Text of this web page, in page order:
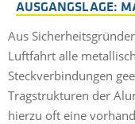
AUSGANGSLAGE:
Aus
Luftfahrt alle
Steckverbindungen
Tragstrukturen der
hierzu oft eine